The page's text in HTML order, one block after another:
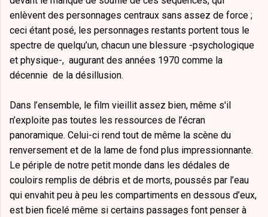
enlèvent des personnages centraux sans assez de force ;
ceci étant posé, les personnages restants portent tous le
spectre de quelqu’un, chacun une blessure -psychologique
et physique-, augurant des années 1970 comme la
décennie de la désillusion.
Dans l’ensemble, le film vieillit assez bien, même s'il
n’exploite pas toutes les ressources de l’écran
panoramique. Celui-ci rend tout de même la scène du
renversement et de la lame de fond plus impressionnante.
Le périple de notre petit monde dans les dédales de
couloirs remplis de débris et de morts, poussés par l’eau
qui envahit peu à peu les compartiments en dessous d’eux,
est bien ficelé même si certains passages font penser à